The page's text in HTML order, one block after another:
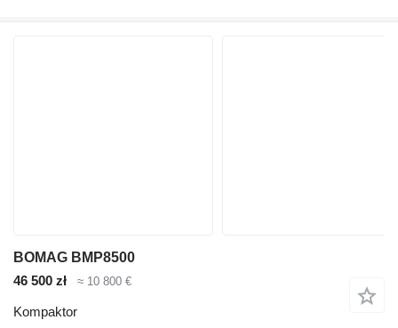
BOMAG BMP8500
46 500 zł
≈ 10 800 €
Kompaktor